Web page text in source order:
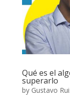
Qué es el
superarlo
by Gustavo